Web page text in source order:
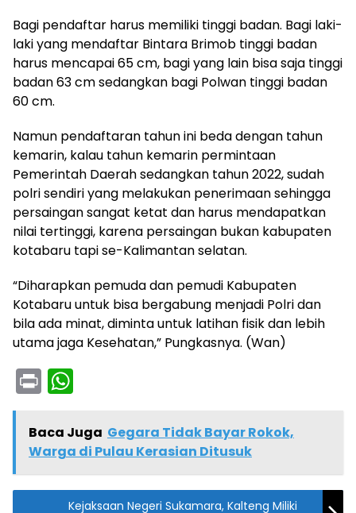
Bagi pendaftar harus memiliki tinggi badan. Bagi laki-
laki yang mendaftar Bintara Brimob tinggi badan
harus mencapai 65 cm, bagi yang lain bisa saja tinggi
badan 63 cm sedangkan bagi Polwan tinggi badan
60 cm.
Namun pendaftaran tahun ini beda dengan tahun
kemarin, kalau tahun kemarin permintaan
Pemerintah Daerah sedangkan tahun 2022, sudah
polri sendiri yang melakukan penerimaan sehingga
persaingan sangat ketat dan harus mendapatkan
nilai tertinggi, karena persaingan bukan kabupaten
kotabaru tapi se-Kalimantan selatan.
“Diharapkan pemuda dan pemudi Kabupaten
Kotabaru untuk bisa bergabung menjadi Polri dan
bila ada minat, diminta untuk latihan fisik dan lebih
utama jaga Kesehatan,” Pungkasnya. (Wan)
Pr
in
t a
ts
A
Baca Juga Gegara Tidak Bayar Rokok,
Warga di Pulau Kerasian Ditusuk
Kejaksaan Negeri Sukamara, Kalteng Miliki